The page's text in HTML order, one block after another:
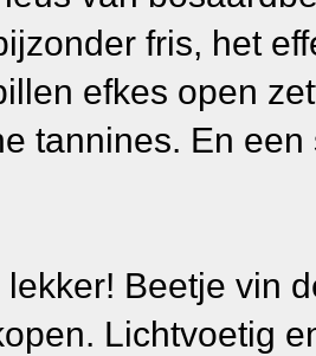
fris, het
efkes open
tannines. En
lekker! Beetje vin
Lichtvoetig